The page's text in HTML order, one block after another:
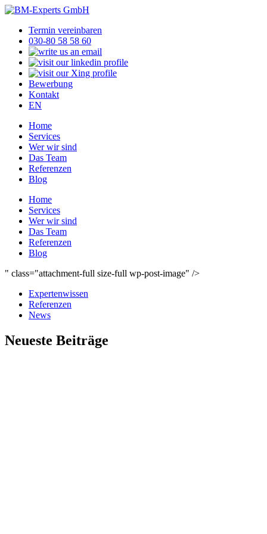
Termin vereinbaren
030-80 58 58 60
Bewerbung
Kontakt
EN
Home
Services
Wer wir sind
Das Team
Referenzen
Blog
Home
Services
Wer wir sind
Das Team
Referenzen
Blog
" class="attachment-full size-full wp-post-image" />
Expertenwissen
Referenzen
News
Neueste Beiträge